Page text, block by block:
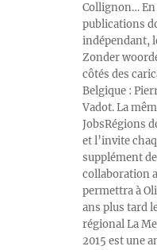
Collignon… En
publications
indépendant,
Zonder
côtés des
Belgique :
Vadot. La
JobsRégions
et l’invite
supplément
collaboration
permettra à
ans plus tard
régional La
2015 est une